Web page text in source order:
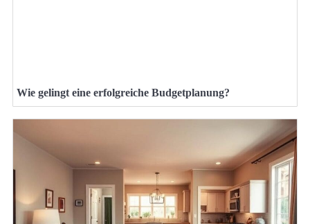
Wie gelingt eine erfolgreiche Budgetplanung?